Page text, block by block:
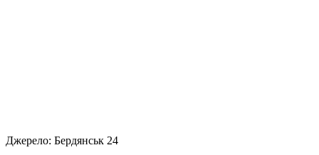
Джерело: Бердянськ 24